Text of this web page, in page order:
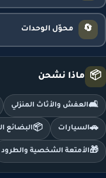
🔄 محوّل الوحدات
📦 ماذا نشحن
🛋️العفش والأثاث المنزلي
🚗السيارات 📦البضائع
🎁الأمتعة الشخصية والطرود